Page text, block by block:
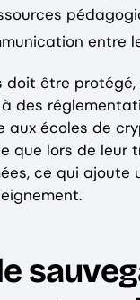
entre
doit être
des
aux écoles
que lors de leur
ce qui